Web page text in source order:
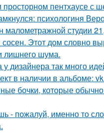
просторном пентхаусе с
психологиня
малометражной студии
Этот дом словно
лишнего шума.
у дизайнера так много
в наличии в альбоме:
бочки, которые
- пожалуй, именно то